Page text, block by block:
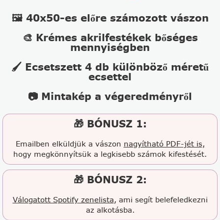
🖼️ 40x50-es előre számozott vászon
🎨 Krémes akrilfestékek bőséges
mennyiségben
🖌️ Ecsetszett 4 db különböző méretű
ecsettel
📷 Mintakép a végeredményről
🎁 BÓNUSZ 1:
Emailben elküldjük a vászon nagyítható PDF-jét is,
hogy megkönnyítsük a legkisebb számok kifestését.
🎁 BÓNUSZ 2:
Válogatott Spotify zenelista, ami segít belefeledkezni
az alkotásba.